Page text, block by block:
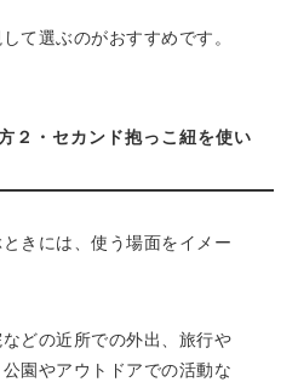
て選ぶのがおすすめです。
２・セカンド抱っこ紐を使い
きには、使う場面をイメー
どの近所での外出、旅行や
園やアウトドアでの活動な